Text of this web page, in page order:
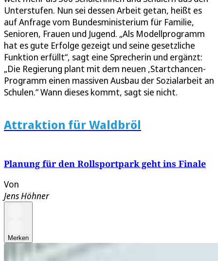
Unterstufen. Nun sei dessen Arbeit getan, heißt es
auf Anfrage vom Bundesministerium für Familie,
Senioren, Frauen und Jugend. „Als Modellprogramm
hat es gute Erfolge gezeigt und seine gesetzliche
Funktion erfüllt“, sagt eine Sprecherin und ergänzt:
„Die Regierung plant mit dem neuen ,Startchancen-
Programm einen massiven Ausbau der Sozialarbeit an
Schulen.“ Wann dieses kommt, sagt sie nicht.
Attraktion für Waldbröl
Planung für den Rollsportpark geht ins Finale
Von
Jens Höhner
Merken